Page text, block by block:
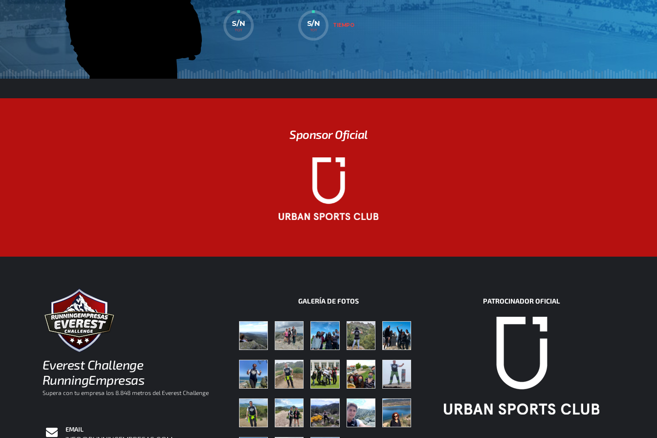
S/N
TOT
S/N
TOT
TIEMPO
Sponsor Oficial
Everest Challenge
RunningEmpresas
Supera con tu empresa los 8.848 metros del Everest Challenge
EMAIL
GALERÍA DE FOTOS PATROCINADOR OFICIAL